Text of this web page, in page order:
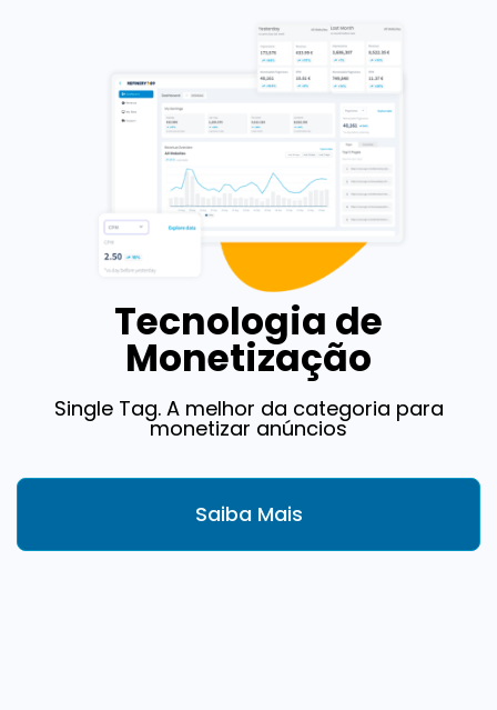
Tecnologia de
Monetização
Single Tag. A melhor da categoria para
monetizar anúncios
Saiba Mais